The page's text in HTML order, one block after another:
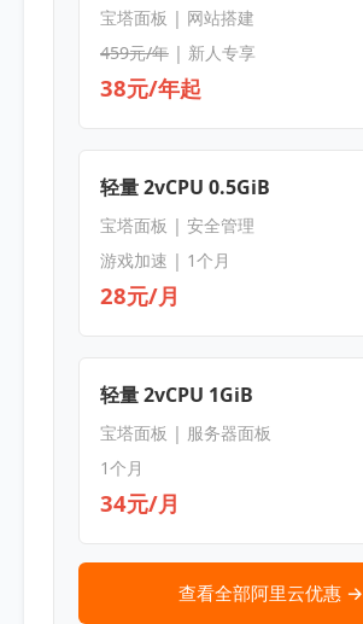
宝塔面板 | 网站搭建
459元/年| 新人专享
38元/年起
轻量 2vCPU 0.5GiB
宝塔面板 | 安全管理
游戏加速 | 1个月
28元/月
轻量 2vCPU 1GiB
宝塔面板 | 服务器面板
1个月
34元/月
查看全部阿里云优惠 →